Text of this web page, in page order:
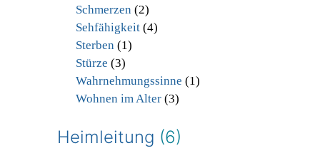
Schmerzen (2)
Sehfähigkeit(4)
Sterben (1)
Stürze (3)
Wahrnehmungssinne (1)
Wohnen im Alter(3)
Heimleitung (6)